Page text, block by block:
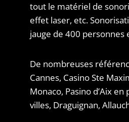
tout le matériel de
effet laser, etc.
jauge de 400 personnes
De nombreuses
Cannes, Casino Ste
Monaco, Pasino d’Aix
villes, Draguignan,